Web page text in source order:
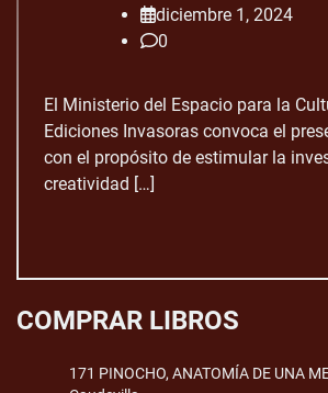
diciembre 1, 2024
0
El Ministerio del Espacio para la
Ediciones Invasoras convoca el
con el propósito de estimular la
creatividad […]
COMPRAR LIBROS
171 PINOCHO, ANATOMÍA DE UNA